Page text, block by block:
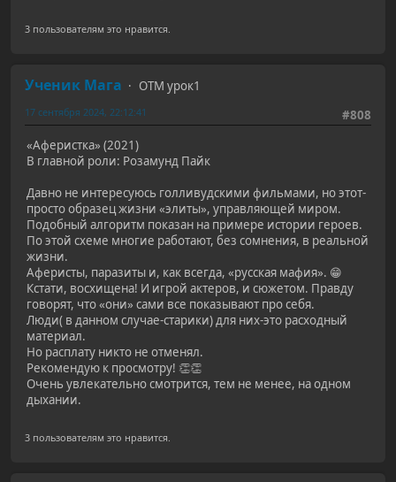
3 пользователям это нравится.
Ученик Мага
ОТМ урок1
#808
17 сентября 2024, 22:12:41
«Аферистка» (2021)
В главной роли: Розамунд Пайк
Давно не интересуюсь голливудскими фильмами, но этот-
просто образец жизни «элиты», управляющей миром.
Подобный алгоритм показан на примере истории героев.
По этой схеме многие работают, без сомнения, в реальной
жизни.
Аферисты, паразиты и, как всегда, «русская мафия». 😁
Кстати, восхищена! И игрой актеров, и сюжетом. Правду
говорят, что «они» сами все показывают про себя.
Люди( в данном случае-старики) для них-это расходный
материал.
Но расплату никто не отменял.
Рекомендую к просмотру! 👏👏
Очень увлекательно смотрится, тем не менее, на одном
дыхании.
3 пользователям это нравится.